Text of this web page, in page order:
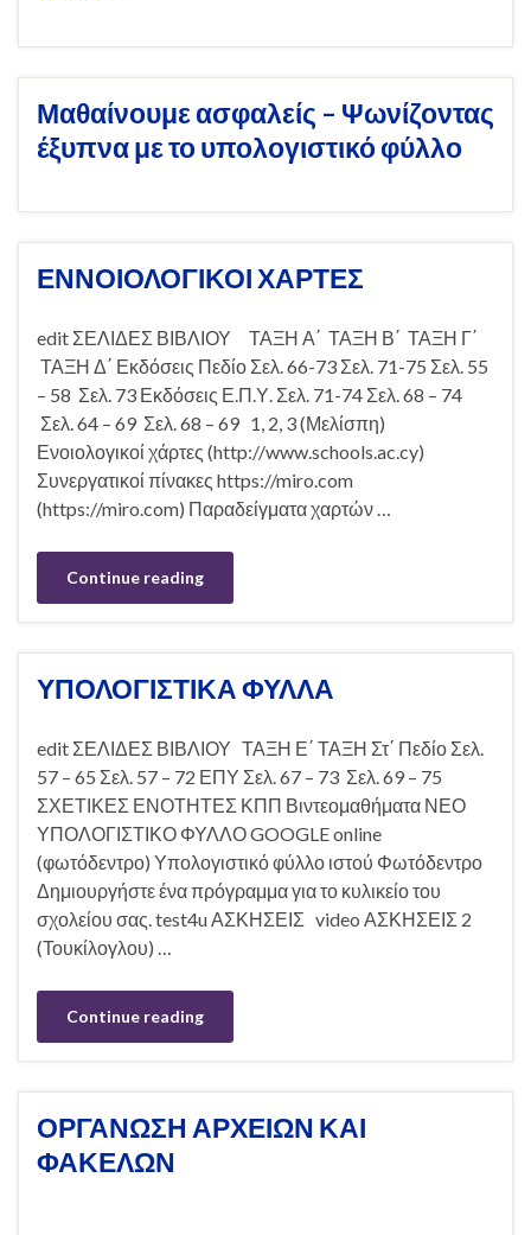
Μαθαίνουμε ασφαλείς – Ψωνίζοντας
έξυπνα με το υπολογιστικό φύλλο
ΕΝΝΟΙΟΛΟΓΙΚΟΙ ΧΑΡΤΕΣ
edit ΣΕΛΙΔΕΣ ΒΙΒΛΙΟΥ ΤΑΞΗ Α΄ ΤΑΞΗ Β΄ ΤΑΞΗ Γ΄
ΤΑΞΗ Δ΄ Εκδόσεις Πεδίο Σελ. 66-73 Σελ. 71-75 Σελ. 55
– 58 Σελ. 73 Εκδόσεις Ε.Π.Υ. Σελ. 71-74 Σελ. 68 – 74
Σελ. 64 – 69 Σελ. 68 – 69 1, 2, 3 (Μελίσπη)
Ενοιολογικοί χάρτες (http://www.schools.ac.cy)
Συνεργατικοί πίνακες https://miro.com
(https://miro.com) Παραδείγματα χαρτών …
Continue reading
ΥΠΟΛΟΓΙΣΤΙΚΑ ΦΥΛΛΑ
edit ΣΕΛΙΔΕΣ ΒΙΒΛΙΟΥ ΤΑΞΗ Ε΄ ΤΑΞΗ Στ΄ Πεδίο Σελ.
57 – 65 Σελ. 57 – 72 ΕΠΥ Σελ. 67 – 73 Σελ. 69 – 75
ΣΧΕΤΙΚΕΣ ΕΝΟΤΗΤΕΣ ΚΠΠ Βιντεομαθήματα ΝΕΟ
ΥΠΟΛΟΓΙΣΤΙΚΟ ΦΥΛΛΟ GOOGLE online
(φωτόδεντρο) Υπολογιστικό φύλλο ιστού Φωτόδεντρο
Δημιουργήστε ένα πρόγραμμα για το κυλικείο του
σχολείου σας. test4u ΑΣΚΗΣΕΙΣ video ΑΣΚΗΣΕΙΣ 2
(Τουκίλογλου) …
Continue reading
ΟΡΓΑΝΩΣΗ ΑΡΧΕΙΩΝ ΚΑΙ
ΦΑΚΕΛΩΝ